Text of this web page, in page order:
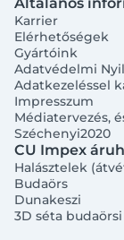
Karrier
Elérhetőségek
Gyártóink
Adatvédelmi
Adatkezeléssel
Impresszum
Médiatervezés,
Széchenyi2020
CU Impex
Halásztelek
Budaörs
Dunakeszi
3D séta